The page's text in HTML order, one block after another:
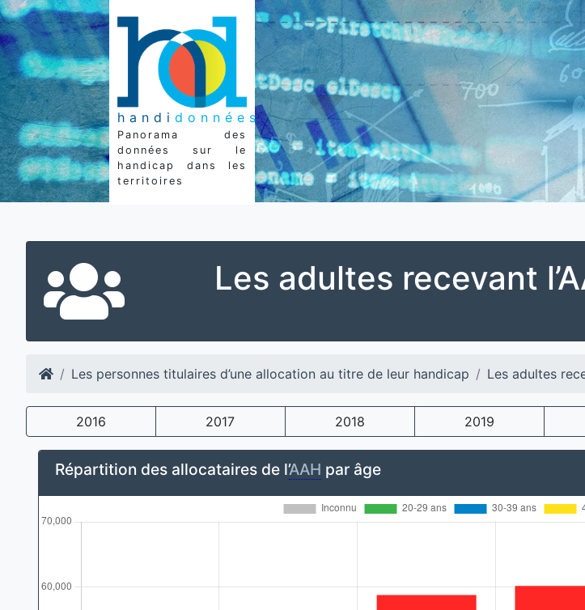
handi données
Panorama des
données sur le
handicap dans les
territoires
Les adultes recevant
Les personnes titulaires d’une allocation au titre de leur handicap Les adultes
2016 2017 2018 2019
Répartition des allocataires de l’AAH par âge